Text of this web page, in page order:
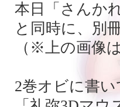
本日「さんか
と同時に、別
（※上の画像
2巻オビに書